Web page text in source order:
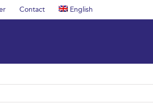
Contact English